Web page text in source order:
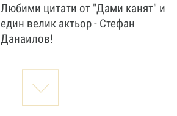
Любими цитати от "Дами канят" и
един велик актьор - Стефан
Данаилов!